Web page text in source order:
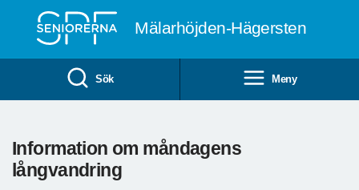
Mälarhöjden-Hägersten
Sök Meny
Information om måndagens
långvandring